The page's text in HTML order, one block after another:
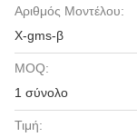
Αριθμός Μοντέλου:
Χ-gms-β
MOQ:
1 σύνολο
Τιμή: